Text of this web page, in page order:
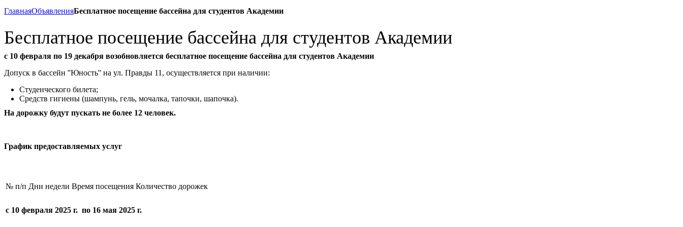
ГлавнаяОбъявленияБесплатное посещение бассейна для студентов Академии
Бесплатное посещение бассейна для студентов Академии
с 10 февраля по 19 декабря возобновляется бесплатное посещение бассейна для студентов Академии
Допуск в бассейн ''Юность'' на ул. Правды 11, осуществляется при наличии:
Студенческого билета;
Средств гигиены (шампунь, гель, мочалка, тапочки, шапочка).
На дорожку будут пускать не более 12 человек.
График предоставляемых услуг
№ п/п Дни недели Время посещения Количество дорожек
с 10 февраля 2025 г. по 16 мая 2025 г.